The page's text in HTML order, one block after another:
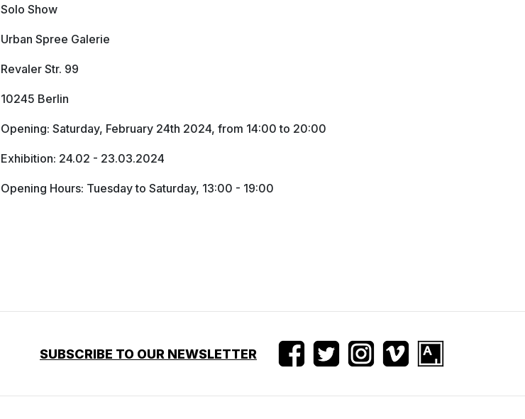
Solo Show
Urban Spree Galerie
Revaler Str. 99
10245 Berlin
Opening: Saturday, February 24th 2024, from 14:00 to 20:00
Exhibition: 24.02 - 23.03.2024
Opening Hours: Tuesday to Saturday, 13:00 - 19:00
SUBSCRIBE TO OUR NEWSLETTER